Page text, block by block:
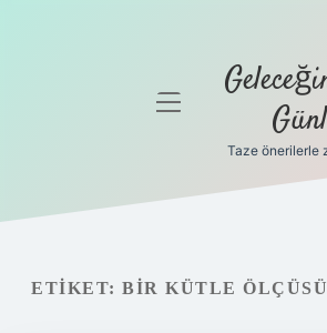
Gizlilik
Yasal Uyarı
menüyü
Taze önerilerle
ETIKET: BIR KÜTLE